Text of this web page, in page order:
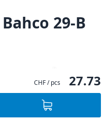
29-B
CHF / pcs 27.73